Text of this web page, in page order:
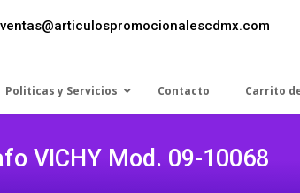
ventas@articulospromocionalescdmx.com
Politicas y Servicios Contacto Carrito
VICHY Mod. 09-10068